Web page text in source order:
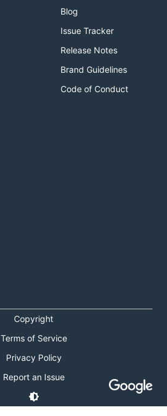
Blog
Issue Tracker
Release Notes
Brand Guidelines
Code of Conduct
Copyright
Terms of Service
Privacy Policy
Report an Issue